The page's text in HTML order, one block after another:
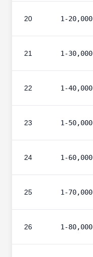
20 1-20,000
21 1-30,000
22 1-40,000
23 1-50,000
24 1-60,000
25 1-70,000
26 1-80,000